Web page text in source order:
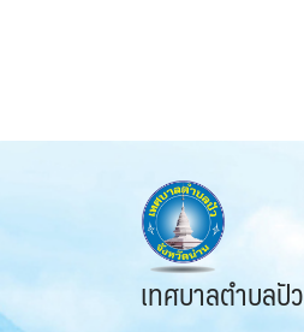
เทศบาลตำบลปัว